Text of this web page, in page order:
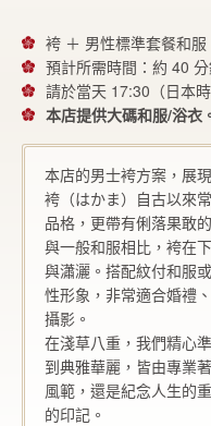
袴 ＋ 男性標準套餐和
預計所需時間：約 40
請於當天 17:30（日本
本店提供大碼和服/浴衣
本店的男士袴方案，展
袴（はかま）自古以來
品格，更帶有俐落果敢
與一般和服相比，袴在
與瀟灑。搭配紋付和服
性形象，非常適合婚禮
攝影。
在淺草八重，我們精心
到典雅華麗，皆由專業
風範，還是紀念人生的
的印記。